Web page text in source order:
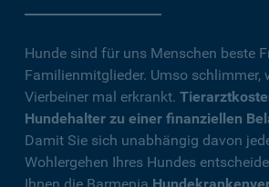
Hunde sind für uns Menschen beste
Familienmitglieder. Umso schlimmer,
Vierbeiner mal erkrankt.
Hundehalter zu einer finanziellen
Damit Sie sich unabhängig davon
Wohlergehen Ihres Hundes